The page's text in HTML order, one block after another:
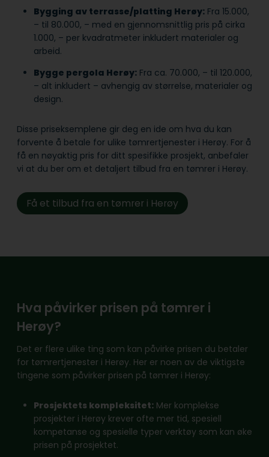
Bygging av terrasse/platting Herøy: Fra 15.000,
– til 80.000, – med en gjennomsnittlig pris på cirka
1.000, – per kvadratmeter inkludert materialer og
arbeid.
Bygge pergola Herøy: Fra ca. 70.000, – til 120.000,
– alt inkludert – avhengig av størrelse, materialer og
design.
Disse priseksemplene gir deg en ide om hva du kan
forvente å betale for ulike tømrertjenester i Herøy. For å
få en nøyaktig pris for ditt spesifikke prosjekt, anbefaler
vi at du ber om et detaljert tilbud fra en tømrer i Herøy.
Få et tilbud fra en tømrer i Herøy
Hva påvirker prisen på tømrer i
Herøy?
Det er flere ulike ting som kan påvirke prisen du betaler
for tømrertjenester i Herøy. Her er noen av de viktigste
tingene som påvirker prisen på tømrer i Herøy:
Prosjektets kompleksitet: Mer komplekse
prosjekter i Herøy krever ofte mer tid, spesiell
kompetanse og spesielle typer verktøy som kan øke
prisen på prosjektet.